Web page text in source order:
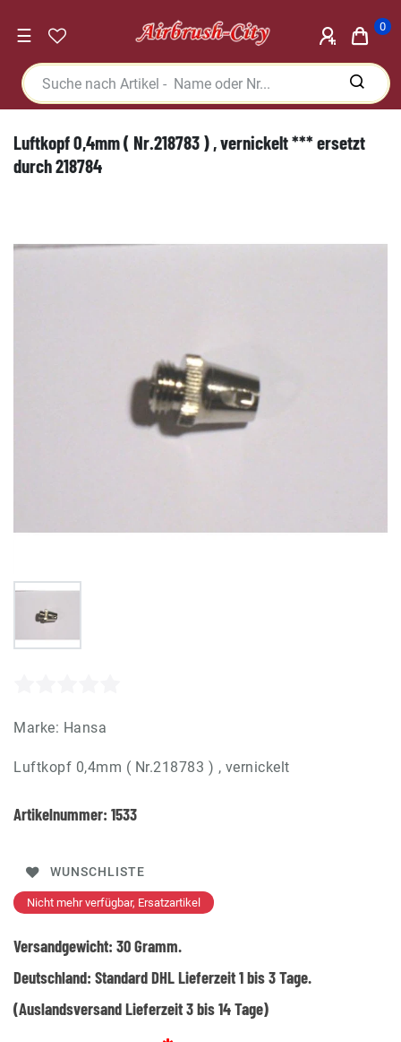
☰ 0
Luftkopf 0,4mm ( Nr.218783 ) , vernickelt *** ersetzt
durch 218784
Marke: Hansa
Luftkopf 0,4mm ( Nr.218783 ) , vernickelt
Artikelnummer: 1533
WUNSCHLISTE
Nicht mehr verfügbar, Ersatzartikel
Versandgewicht: 30Gramm.
Deutschland: Standard DHL Lieferzeit 1 bis 3 Tage.
(Auslandsversand Lieferzeit 3 bis 14 Tage)